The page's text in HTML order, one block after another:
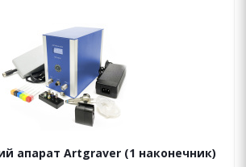
апарат Artgraver (1 наконечник)